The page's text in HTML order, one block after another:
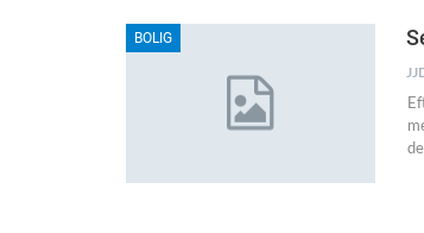
BOLIG